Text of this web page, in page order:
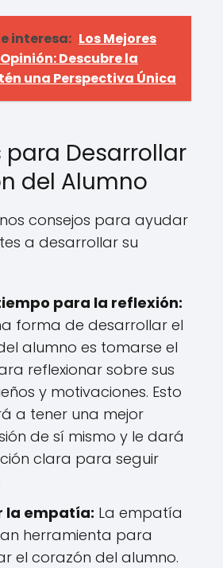
interesa: Los Mejores
Descubre la
una Perspectiva Única
para Desarrollar
del Alumno
consejos para ayudar
a desarrollar su
para la reflexión:
forma de desarrollar el
alumno es tomarse el
reflexionar sobre sus
y motivaciones. Esto
a tener una mejor
de sí mismo y le dará
clara para seguir
la empatía: La empatía
herramienta para
el corazón del alumno.